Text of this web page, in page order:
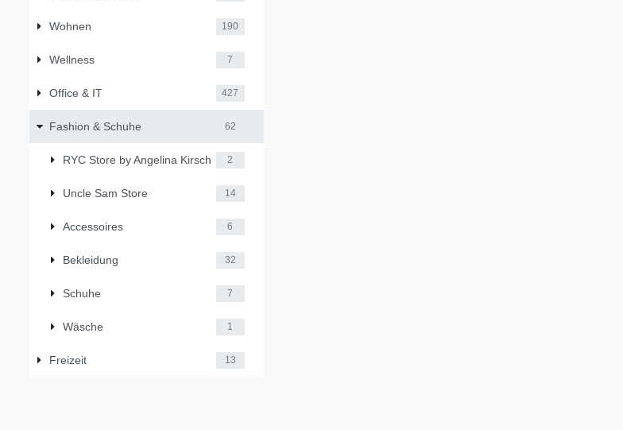
Wohnen 190
Wellness 7
Office & IT 427
Fashion & Schuhe 62
RYC Store by Angelina Kirsch 2
Uncle Sam Store 14
Accessoires 6
Bekleidung 32
Schuhe 7
Wäsche 1
Freizeit 13